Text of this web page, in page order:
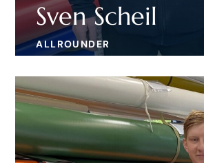
Sven Scheil
ALLROUNDER